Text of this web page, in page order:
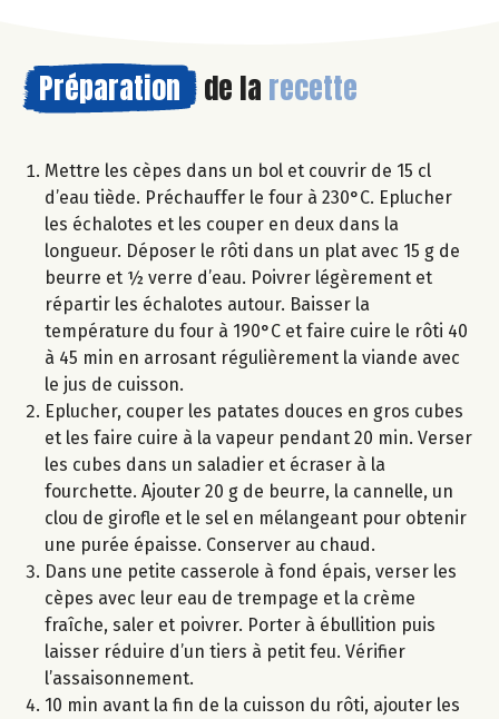
Préparation de la recette
Mettre les cèpes dans un bol et couvrir de 15 cl
d’eau tiède. Préchauffer le four à 230°C. Eplucher
les échalotes et les couper en deux dans la
longueur. Déposer le rôti dans un plat avec 15 g de
beurre et ½ verre d’eau. Poivrer légèrement et
répartir les échalotes autour. Baisser la
température du four à 190°C et faire cuire le rôti 40
à 45 min en arrosant régulièrement la viande avec
le jus de cuisson.
Eplucher, couper les patates douces en gros cubes
et les faire cuire à la vapeur pendant 20 min. Verser
les cubes dans un saladier et écraser à la
fourchette. Ajouter 20 g de beurre, la cannelle, un
clou de girofle et le sel en mélangeant pour obtenir
une purée épaisse. Conserver au chaud.
Dans une petite casserole à fond épais, verser les
cèpes avec leur eau de trempage et la crème
fraîche, saler et poivrer. Porter à ébullition puis
laisser réduire d’un tiers à petit feu. Vérifier
l’assaisonnement.
10 min avant la fin de la cuisson du rôti, ajouter les